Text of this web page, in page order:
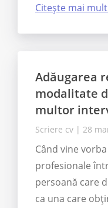
Citește mai
Adăugarea
modalitate
multor
Scriere cv | 28
Când vine
profesionale
persoană care
ca una care